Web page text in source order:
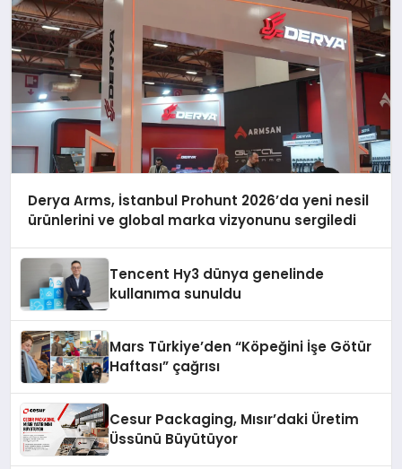
Derya Arms, İstanbul Prohunt 2026’da yeni nesil
ürünlerini ve global marka vizyonunu sergiledi
Tencent Hy3 dünya genelinde
kullanıma sunuldu
Mars Türkiye’den “Köpeğini İşe Götür
Haftası” çağrısı
Cesur Packaging, Mısır’daki Üretim
Üssünü Büyütüyor